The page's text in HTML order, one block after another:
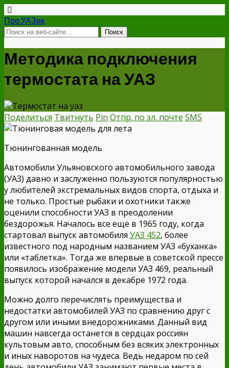
Про УАЗик
Методика подключения
термостата на УАЗ
Поделиться Твитнуть Pin Отпр. по эл. почте SMS
Тюнингованная модель
Автомобили Ульяновского автомобильного завода
(УАЗ) давно и заслуженно пользуются популярностью
у любителей экстремальных видов спорта, отдыха и
не только. Простые рыбаки и охотники также
оценили способности УАЗ в преодолении
бездорожья. Началось все еще в 1965 году, когда
стартовал выпуск автомобиля УАЗ 452, более
известного под народным названием УАЗ «буханка»
или «таблетка». Тогда же впервые в советской прессе
появилось изображение модели УАЗ 469, реальный
выпуск которой начался в декабре 1972 года.
Можно долго перечислять преимущества и
недостатки автомобилей УАЗ по сравнению друг с
другом или иными внедорожниками. Данный вид
машин навсегда останется в сердцах россиян
культовым авто, способным без всяких электронных
и иных наворотов на чудеса. Ведь недаром по сей